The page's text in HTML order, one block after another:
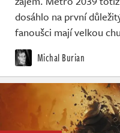
dosáhlo na první
fanoušci mají velkou
Michal Burian